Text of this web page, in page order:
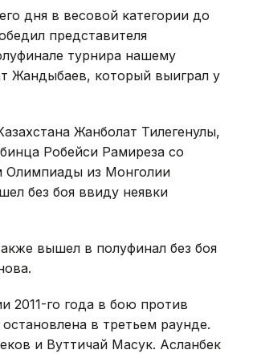
дня в весовой категории до
представителя
турнира нашему
Жандыбаев, который выиграл у
Жанболат Тилегенулы,
Робейси Рамиреза со
Олимпиады из Монголии
без боя ввиду неявки
вышел в полуфинал без боя
2011-го года в бою против
в третьем раунде.
и Вуттичай Масук. Асланбек